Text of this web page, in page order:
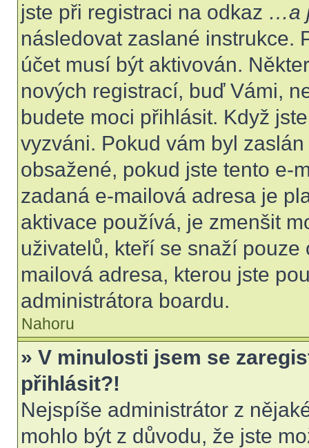
jste při registraci na odkaz …a
následovat zaslané instrukce.
účet musí být aktivován.
nových registrací, buď Vámi,
budete moci přihlásit. Když
vyzváni. Pokud vám byl
obsažené, pokud jste tento e-
zadaná e-mailová adresa je
aktivace používá, je zmenšit
uživatelů, kteří se snaží
mailová adresa, kterou jste
administrátora boardu.
Nahoru
» V minulosti jsem se
přihlásit?!
Nejspíše administrátor z
mohlo být z důvodu, že jste